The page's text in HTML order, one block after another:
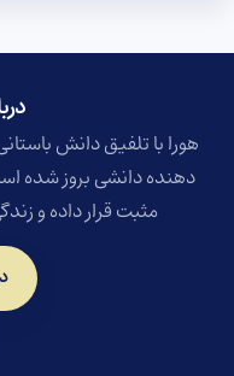
هورا با تلفیق دانش
دهنده دانشی بروز شده
مثبت قرار داده و